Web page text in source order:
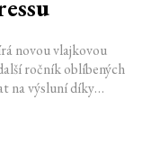
novou vlajkovou
ročník oblíbených
na výsluní díky